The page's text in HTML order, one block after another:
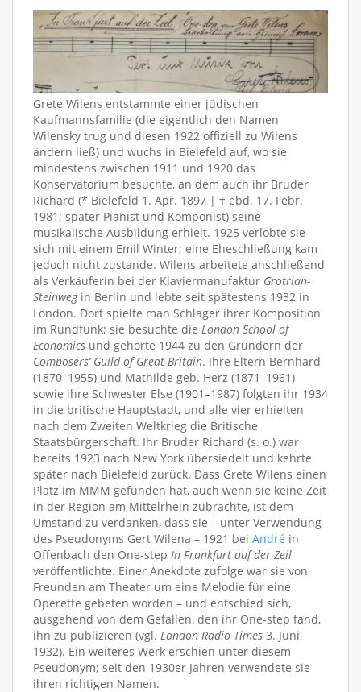
Grete Wilens entstammte einer jüdischen
Kaufmannsfamilie (die eigentlich den Namen
Wilensky trug und diesen 1922 offiziell zu Wilens
ändern ließ) und wuchs in Bielefeld auf, wo sie
mindestens zwischen 1911 und 1920 das
Konservatorium besuchte, an dem auch ihr Bruder
Richard (* Bielefeld 1. Apr. 1897 | † ebd. 17. Febr.
1981; später Pianist und Komponist) seine
musikalische Ausbildung erhielt. 1925 verlobte sie
sich mit einem Emil Winter; eine Eheschließung kam
jedoch nicht zustande. Wilens arbeitete anschließend
als Verkäuferin bei der Klaviermanufaktur Grotrian-
Steinwegin Berlin und lebte seit spätestens 1932 in
London. Dort spielte man Schlager ihrer Komposition
im Rundfunk; sie besuchte die London School of
Economics und gehörte 1944 zu den Gründern der
Composers’ Guild of Great Britain. Ihre Eltern Bernhard
(1870–1955) und Mathilde geb. Herz (1871–1961)
sowie ihre Schwester Else (1901–1987) folgten ihr 1934
in die britische Hauptstadt, und alle vier erhielten
nach dem Zweiten Weltkrieg die Britische
Staatsbürgerschaft. Ihr Bruder Richard (s. o.) war
bereits 1923 nach New York übersiedelt und kehrte
später nach Bielefeld zurück. Dass Grete Wilens einen
Platz im MMM gefunden hat, auch wenn sie keine Zeit
in der Region am Mittelrhein zubrachte, ist dem
Umstand zu verdanken, dass sie – unter Verwendung
des Pseudonyms Gert Wilena – 1921 bei André in
Offenbach den One-step In Frankfurt auf der Zeil
veröffentlichte. Einer Anekdote zufolge war sie von
Freunden am Theater um eine Melodie für eine
Operette gebeten worden – und entschied sich,
ausgehend von dem Gefallen, den ihr One-step fand,
ihn zu publizieren (vgl. London Radio Times 3. Juni
1932). Ein weiteres Werk erschien unter diesem
Pseudonym; seit den 1930er Jahren verwendete sie
ihren richtigen Namen.